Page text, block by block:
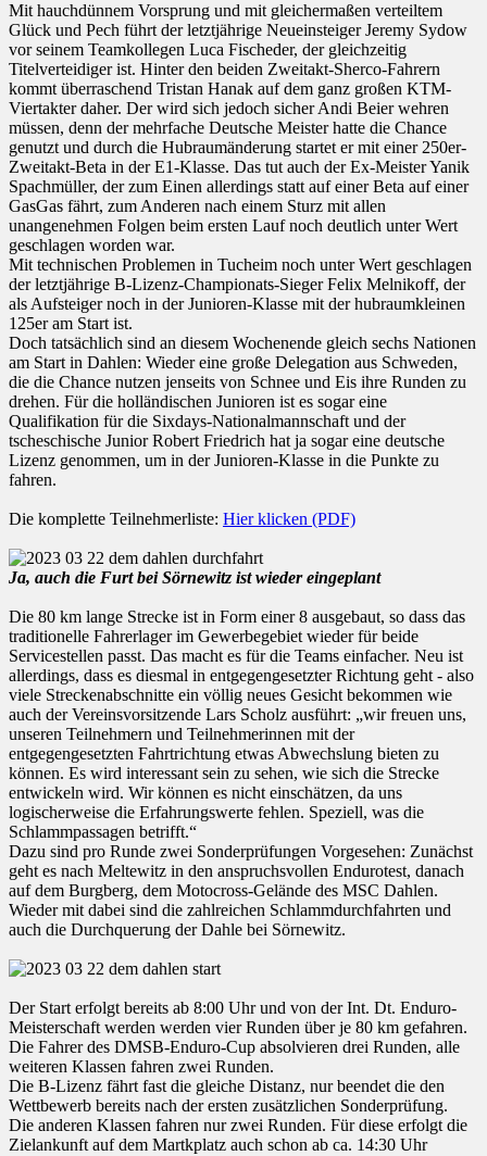
Mit hauchdünnem Vorsprung und mit gleichermaßen verteiltem
Glück und Pech führt der letztjährige Neueinsteiger Jeremy Sydow
vor seinem Teamkollegen Luca Fischeder, der gleichzeitig
Titelverteidiger ist. Hinter den beiden Zweitakt-Sherco-Fahrern
kommt überraschend Tristan Hanak auf dem ganz großen KTM-
Viertakter daher. Der wird sich jedoch sicher Andi Beier wehren
müssen, denn der mehrfache Deutsche Meister hatte die Chance
genutzt und durch die Hubraumänderung startet er mit einer 250er-
Zweitakt-Beta in der E1-Klasse. Das tut auch der Ex-Meister Yanik
Spachmüller, der zum Einen allerdings statt auf einer Beta auf einer
GasGas fährt, zum Anderen nach einem Sturz mit allen
unangenehmen Folgen beim ersten Lauf noch deutlich unter Wert
geschlagen worden war.
Mit technischen Problemen in Tucheim noch unter Wert geschlagen
der letztjährige B-Lizenz-Championats-Sieger Felix Melnikoff, der
als Aufsteiger noch in der Junioren-Klasse mit der hubraumkleinen
125er am Start ist.
Doch tatsächlich sind an diesem Wochenende gleich sechs Nationen
am Start in Dahlen: Wieder eine große Delegation aus Schweden,
die die Chance nutzen jenseits von Schnee und Eis ihre Runden zu
drehen. Für die holländischen Junioren ist es sogar eine
Qualifikation für die Sixdays-Nationalmannschaft und der
tscheschische Junior Robert Friedrich hat ja sogar eine deutsche
Lizenz genommen, um in der Junioren-Klasse in die Punkte zu
fahren.
Die komplette Teilnehmerliste: Hier klicken (PDF)
Ja, auch die Furt bei Sörnewitz ist wieder eingeplant
Die 80 km lange Strecke ist in Form einer 8 ausgebaut, so dass das
traditionelle Fahrerlager im Gewerbegebiet wieder für beide
Servicestellen passt. Das macht es für die Teams einfacher. Neu ist
allerdings, dass es diesmal in entgegengesetzter Richtung geht - also
viele Streckenabschnitte ein völlig neues Gesicht bekommen wie
auch der Vereinsvorsitzende Lars Scholz ausführt: „wir freuen uns,
unseren Teilnehmern und Teilnehmerinnen mit der
entgegengesetzten Fahrtrichtung etwas Abwechslung bieten zu
können. Es wird interessant sein zu sehen, wie sich die Strecke
entwickeln wird. Wir können es nicht einschätzen, da uns
logischerweise die Erfahrungswerte fehlen. Speziell, was die
Schlammpassagen betrifft.“
Dazu sind pro Runde zwei Sonderprüfungen Vorgesehen: Zunächst
geht es nach Meltewitz in den anspruchsvollen Endurotest, danach
auf dem Burgberg, dem Motocross-Gelände des MSC Dahlen.
Wieder mit dabei sind die zahlreichen Schlammdurchfahrten und
auch die Durchquerung der Dahle bei Sörnewitz.
Der Start erfolgt bereits ab 8:00 Uhr und von der Int. Dt. Enduro-
Meisterschaft werden werden vier Runden über je 80 km gefahren.
Die Fahrer des DMSB-Enduro-Cup absolvieren drei Runden, alle
weiteren Klassen fahren zwei Runden.
Die B-Lizenz fährt fast die gleiche Distanz, nur beendet die den
Wettbewerb bereits nach der ersten zusätzlichen Sonderprüfung.
Die anderen Klassen fahren nur zwei Runden. Für diese erfolgt die
Zielankunft auf dem Martkplatz auch schon ab ca. 14:30 Uhr